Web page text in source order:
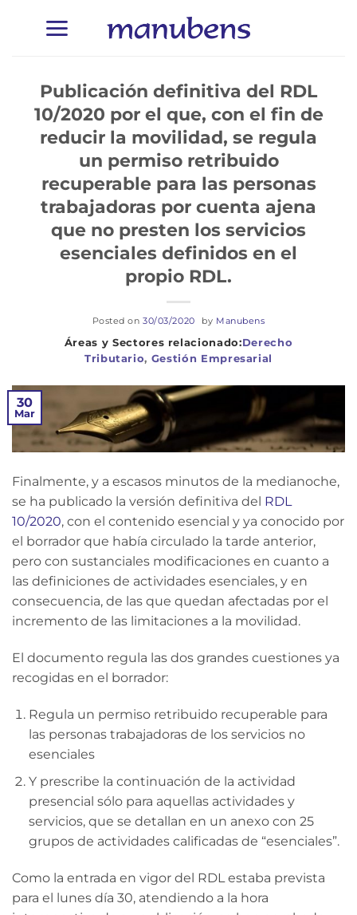
Derecho
Tributario, Gestión Empresarial
Publicación definitiva del RDL
10/2020 por el que, con el fin de
reducir la movilidad, se regula
un permiso retribuido
recuperable para las personas
trabajadoras por cuenta ajena
que no presten los servicios
esenciales definidos en el
propio RDL.
Posted on30/03/2020 by Manubens
30
Mar
Finalmente, y a escasos minutos de la medianoche,
se ha publicado la versión definitiva del RDL
10/2020, con el contenido esencial y ya conocido por
el borrador que había circulado la tarde anterior,
pero con sustanciales modificaciones en cuanto a
las definiciones de actividades esenciales, y en
consecuencia, de las que quedan afectadas por el
incremento de las limitaciones a la movilidad.
El documento regula las dos grandes cuestiones ya
recogidas en el borrador:
Regula un permiso retribuido recuperable para
las personas trabajadoras de los servicios no
esenciales
Y prescribe la continuación de la actividad
presencial sólo para aquellas actividades y
servicios, que se detallan en un anexo con 25
grupos de actividades calificadas de “esenciales”.
Como la entrada en vigor del RDL estaba prevista
para el lunes día 30, atendiendo a la hora